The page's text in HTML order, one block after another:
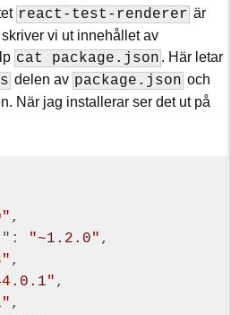
react-test-renderer är
vi ut innehållet av
cat package.json . Här letar
delen av package.json och
När jag installerar ser det ut på
,
: "~1.2.0" ,
,
,
,